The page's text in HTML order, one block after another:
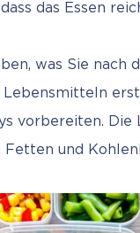
das Essen
was Sie nach
vorbereiten.
Fetten und